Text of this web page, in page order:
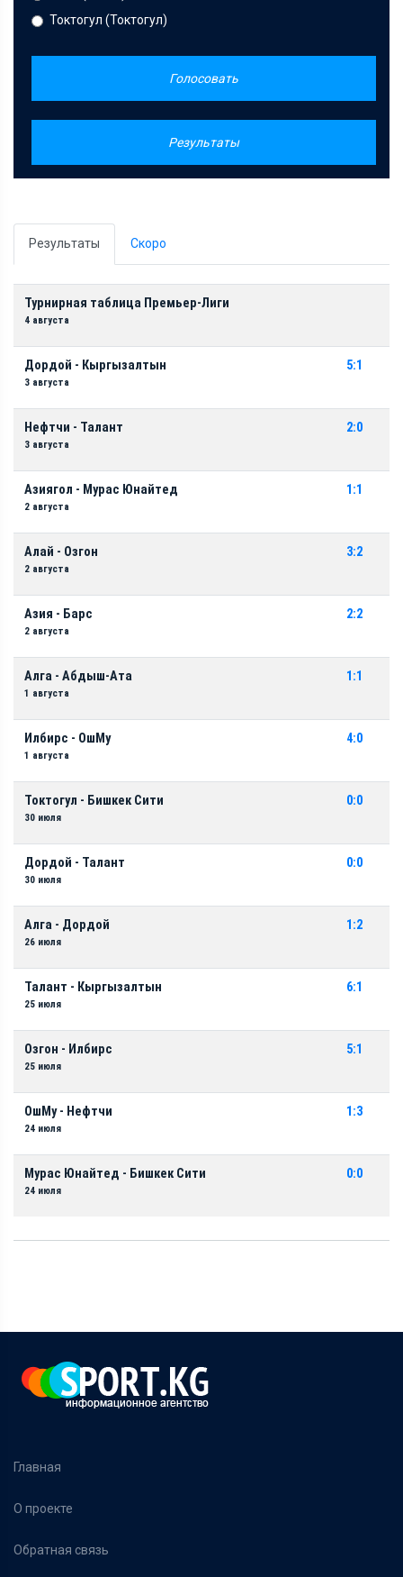
Токтогул (Токтогул)
Голосовать
Результаты
Результаты Скоро
Турнирная таблица Премьер-Лиги
4 августа
Дордой - Кыргызалтын
3 августа
5:1
Нефтчи - Талант
3 августа
2:0
Азиягол - Мурас Юнайтед
2 августа
1:1
Алай - Озгон
2 августа
3:2
Азия - Барс
2 августа
2:2
Алга - Абдыш-Ата
1 августа
1:1
Илбирс - ОшМу
1 августа
4:0
Токтогул - Бишкек Сити
30 июля
0:0
Дордой - Талант
30 июля
0:0
Алга - Дордой
26 июля
1:2
Талант - Кыргызалтын
25 июля
6:1
Озгон - Илбирс
25 июля
5:1
ОшМу - Нефтчи
24 июля
1:3
Мурас Юнайтед - Бишкек Сити
24 июля
0:0
Главная
О проекте
Обратная связь